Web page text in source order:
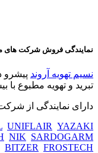
نمایندگی فروش شرکت های
نسیم تهویه آروند پیشرو
تبرید و تهویه مطبوع
دارای نمایندگی از
UNIFLAIR YAZAKI
NIK SARDOGARM
BITZER FROSTECH